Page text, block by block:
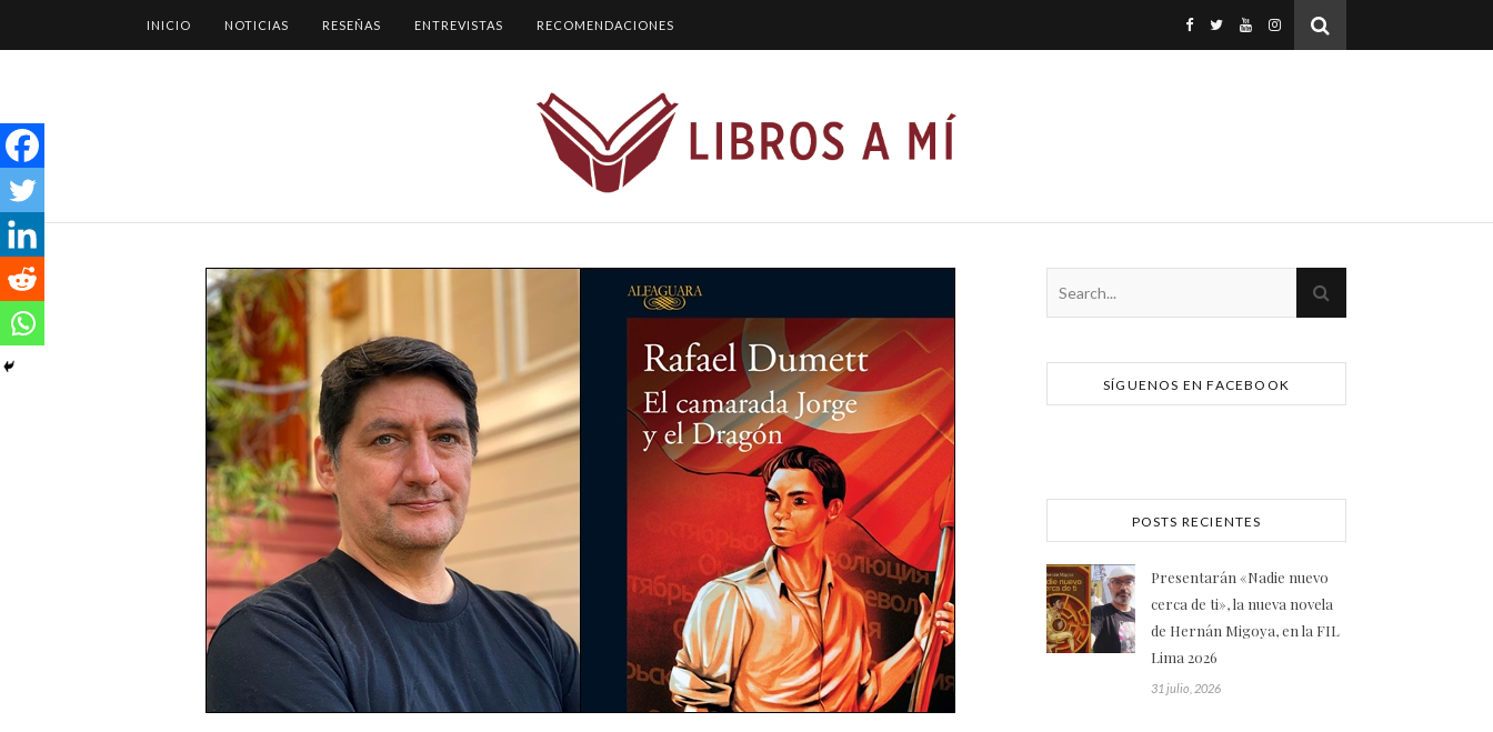
INICIO NOTICIAS RESEÑAS ENTREVISTAS RECOMENDACIONES
SÍGUENOS EN FACEBOOK
POSTS RECIENTES
Presentarán «Nadie nuevo
cerca de ti», la nueva novela
de Hernán Migoya, en la FIL
Lima 2026
31 julio, 2026